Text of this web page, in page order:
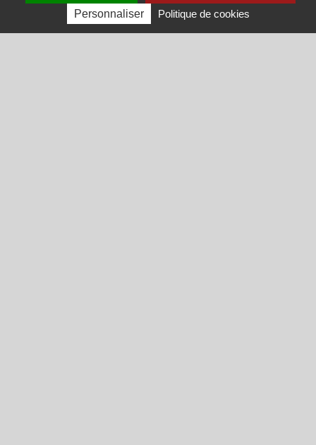
Personnaliser
Politique de cookies